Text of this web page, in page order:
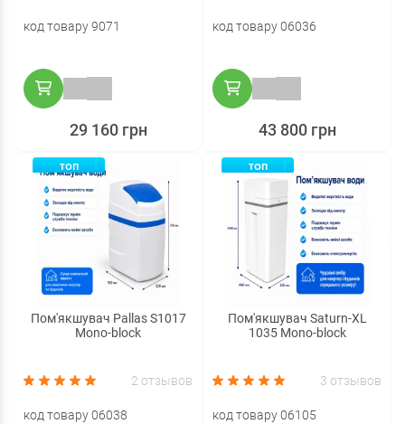
код товару 9071
29 160 грн
код товару 06036
43 800 грн
ТОП
Пом'якшувач Pallas S1017
Mono-block
2 отзывов
код товару 06038
ТОП
Пом'якшувач Saturn-XL
1035 Mono-block
3 отзывов
код товару 06105